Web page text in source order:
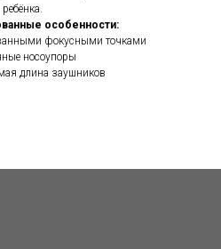
ребёнка.
особенности:
фокусными точками
носоупоры
длина заушников